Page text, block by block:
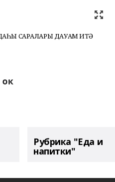
САРАЛАРЫ ДАУАМ ИТӘ
Рубрика "Еда и
напитки"